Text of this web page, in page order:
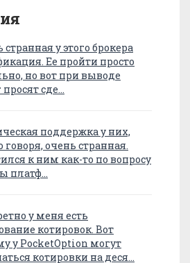
у этого брокера
Ее пройти просто
но вот при выводе
просят сде…
поддержка у них,
говоря, очень странная.
к ним как-то по вопросу
платф…
у меня есть
котировок. Вот
у PocketOption могут
котировки на деся…